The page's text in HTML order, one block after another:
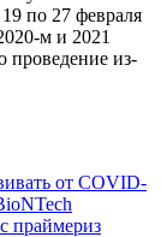
по 27 февраля
м и 2021
проведение из-
от COVID-
праймериз